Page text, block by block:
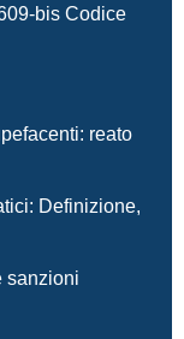
bis Codice
reato
Definizione,
sanzioni